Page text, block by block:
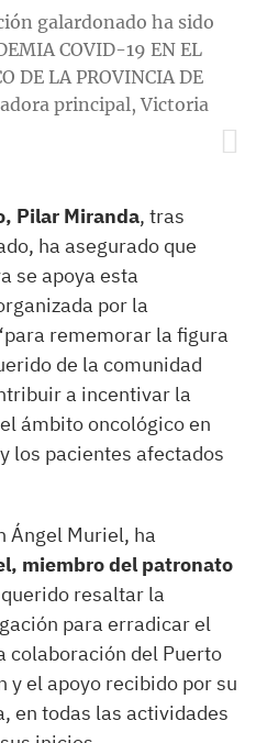
galardonado ha sido
COVID-19 EN EL
DE LA PROVINCIA DE
principal, Victoria
Pilar Miranda, tras
ha asegurado que
se apoya esta
por la
rememorar la figura
de la comunidad
a incentivar la
ámbito oncológico en
los pacientes afectados
Ángel Muriel, ha
miembro del patronato
resaltar la
para erradicar el
colaboración del Puerto
y el apoyo recibido por su
en todas las actividades